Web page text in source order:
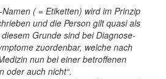
( = Etiketten) wird im Prinzip
und die Person gilt quasi als
Grunde sind bei Diagnose-
zuordenbar, welche nach
nun bei einer betroffenen
oder auch nicht“.